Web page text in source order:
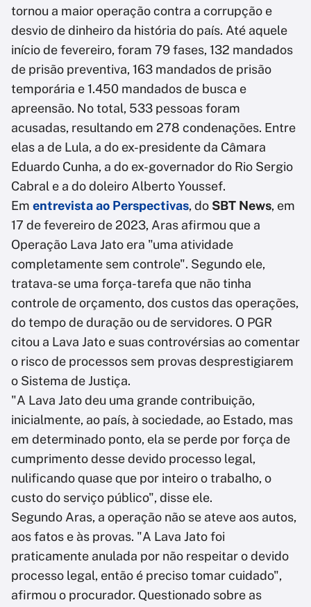
tornou a maior operação contra a corrupção e
desvio de dinheiro da história do país. Até aquele
início de fevereiro, foram 79 fases, 132 mandados
de prisão preventiva, 163 mandados de prisão
temporária e 1.450 mandados de busca e
apreensão. No total, 533 pessoas foram
acusadas, resultando em 278 condenações. Entre
elas a de Lula, a do ex-presidente da Câmara
Eduardo Cunha, a do ex-governador do Rio Sergio
Cabral e a do doleiro Alberto Youssef.
Em entrevista ao Perspectivas, do SBT News, em
17 de fevereiro de 2023, Aras afirmou que a
Operação Lava Jato era "uma atividade
completamente sem controle". Segundo ele,
tratava-se uma força-tarefa que não tinha
controle de orçamento, dos custos das operações,
do tempo de duração ou de servidores. O PGR
citou a Lava Jato e suas controvérsias ao comentar
o risco de processos sem provas desprestigiarem
o Sistema de Justiça.
"A Lava Jato deu uma grande contribuição,
inicialmente, ao país, à sociedade, ao Estado, mas
em determinado ponto, ela se perde por força de
cumprimento desse devido processo legal,
nulificando quase que por inteiro o trabalho, o
custo do serviço público", disse ele.
Segundo Aras, a operação não se ateve aos autos,
aos fatos e às provas. "A Lava Jato foi
praticamente anulada por não respeitar o devido
processo legal, então é preciso tomar cuidado",
afirmou o procurador. Questionado sobre as